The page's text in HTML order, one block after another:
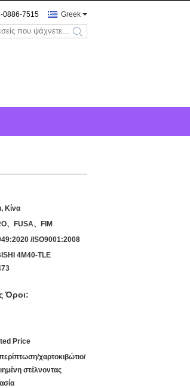
Greek
0886-7515
search
Κίνα
、FUSA、FIM
/ISO9001:2008
4M40-TLE
Όροι:
Price
χαρτοκιβώτιο/
στέλνοντας